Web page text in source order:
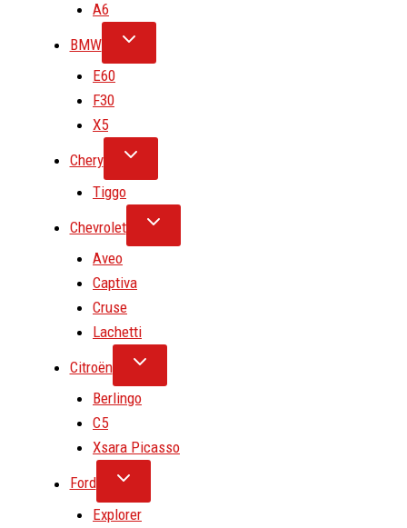
A6
BMW
E60
F30
X5
Chery
Tiggo
Chevrolet
Aveo
Captiva
Cruse
Lachetti
Citroën
Berlingo
C5
Xsara Picasso
Ford
Explorer